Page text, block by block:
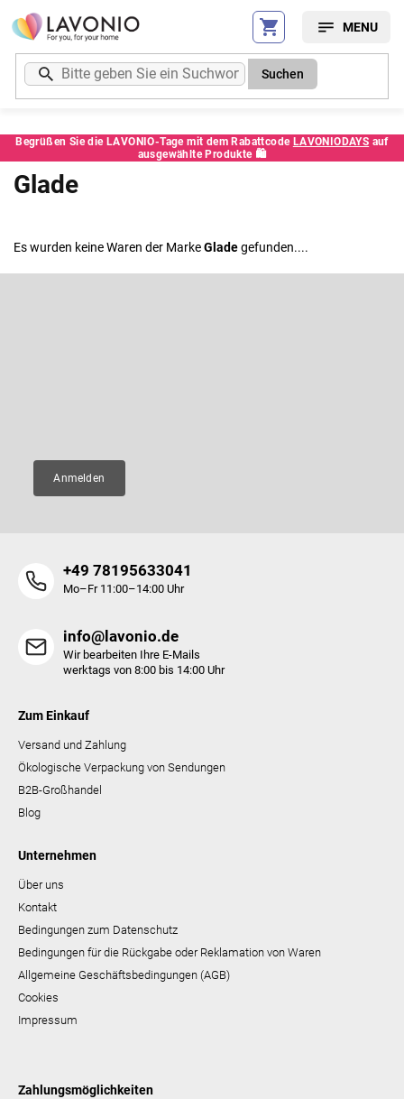
Zum
Inhalt
springen
Begrüßen Sie die LAVONIO-Tage mit dem Rabattcode LAVONIODAYS auf
ausgewählte Produkte 🛍️
Suchen
Glade
Es wurden keine Waren der MarkeGladegefunden....
Anmelden
+49 78195633041
Mo–Fr 11:00–14:00 Uhr
info@lavonio.de
Wir bearbeiten Ihre E-Mails
werktags von 8:00 bis 14:00 Uhr
Zum Einkauf
Versand und Zahlung
Ökologische Verpackung von Sendungen
B2B-Großhandel
Blog
Unternehmen
Über uns
Kontakt
Bedingungen zum Datenschutz
Bedingungen für die Rückgabe oder Reklamation von Waren
Allgemeine Geschäftsbedingungen (AGB)
Cookies
Impressum
Zahlungsmöglichkeiten